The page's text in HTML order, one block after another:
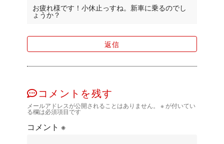
お疲れ様です！小休止っすね。新車に乗るのでし
ょうか？
返信
コメントを残す
メールアドレスが公開されることはありません。 ※が付いてい
る欄は必須項目です
コメント※